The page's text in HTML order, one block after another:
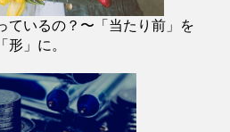
ているの？〜「当たり前」を
「形」に。